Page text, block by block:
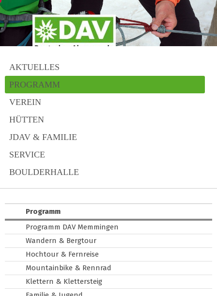
AKTUELLES
PROGRAMM
VEREIN
HÜTTEN
JDAV & FAMILIE
SERVICE
BOULDERHALLE
Programm
Programm DAV Memmingen
Wandern & Bergtour
Hochtour & Fernreise
Mountainbike & Rennrad
Klettern & Klettersteig